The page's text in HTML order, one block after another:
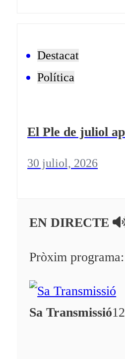
Destacat
Política
El Ple de juliol
30 juliol, 2026
EN DIRECTE
Pròxim programa:
Sa Transmissió